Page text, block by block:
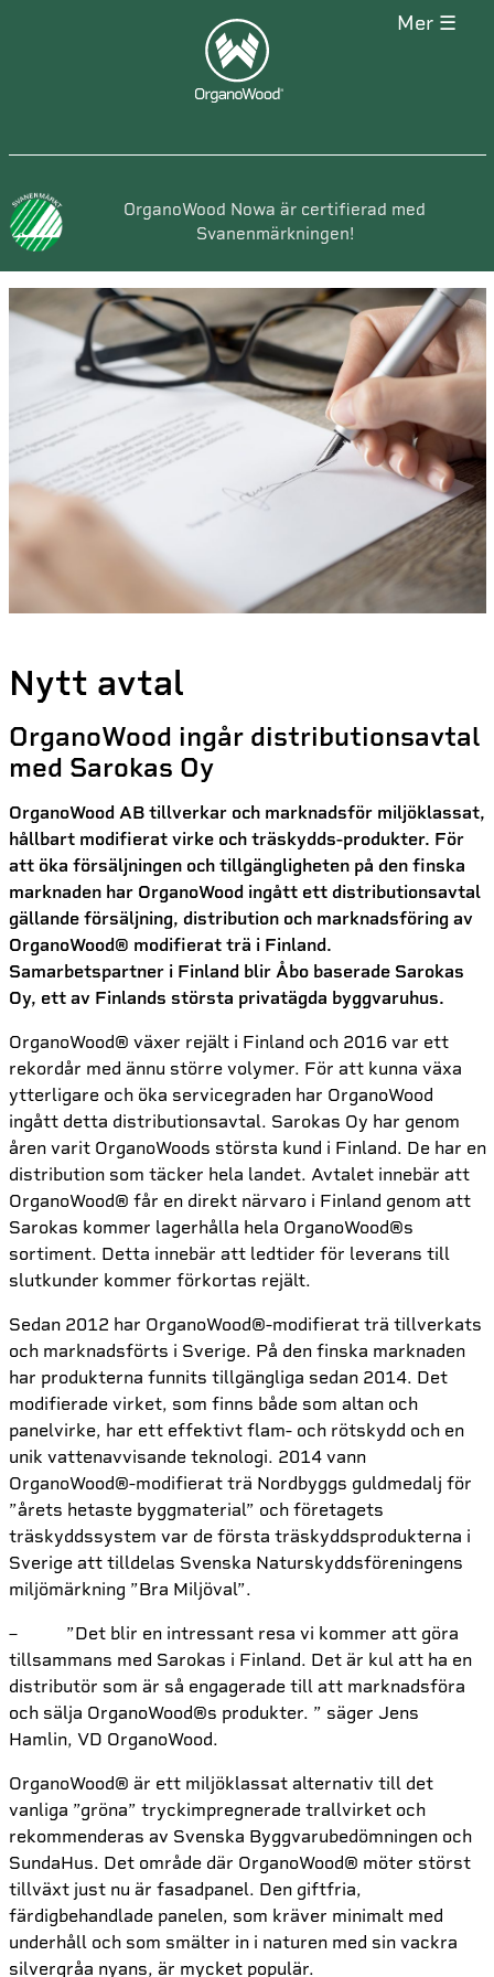
mer ☰
OrganoWood Nowa är certifierad med
Svanenmärkningen!
Nytt avtal
OrganoWood ingår distributionsavtal
med Sarokas Oy
OrganoWood AB tillverkar och marknadsför miljöklassat,
hållbart modifierat virke och träskydds-produkter. För
att öka försäljningen och tillgängligheten på den finska
marknaden har OrganoWood ingått ett distributionsavtal
gällande försäljning, distribution och marknadsföring av
OrganoWood® modifierat trä i Finland.
Samarbetspartner i Finland blir Åbo baserade Sarokas
Oy, ett av Finlands största privatägda byggvaruhus.
OrganoWood® växer rejält i Finland och 2016 var ett
rekordår med ännu större volymer. För att kunna växa
ytterligare och öka servicegraden har OrganoWood
ingått detta distributionsavtal. Sarokas Oy har genom
åren varit OrganoWoods största kund i Finland. De har en
distribution som täcker hela landet. Avtalet innebär att
OrganoWood® får en direkt närvaro i Finland genom att
Sarokas kommer lagerhålla hela OrganoWood®s
sortiment. Detta innebär att ledtider för leverans till
slutkunder kommer förkortas rejält.
​Sedan 2012 har OrganoWood®-modifierat trä tillverkats
och marknadsförts i Sverige. På den finska marknaden
har produkterna funnits tillgängliga sedan 2014. Det
modifierade virket, som finns både som altan och
panelvirke, har ett effektivt flam- och rötskydd och en
unik vattenavvisande teknologi. 2014 vann
OrganoWood®-modifierat trä Nordbyggs guldmedalj för
”årets hetaste byggmaterial” och företagets
träskyddssystem var de första träskyddsprodukterna i
Sverige att tilldelas Svenska Naturskyddsföreningens
miljömärkning ”Bra Miljöval”.
– ”Det blir en intressant resa vi kommer att göra
tillsammans med Sarokas i Finland. Det är kul att ha en
distributör som är så engagerade till att marknadsföra
och sälja OrganoWood®s produkter. ” säger Jens
Hamlin, VD OrganoWood.
OrganoWood® är ett miljöklassat alternativ till det
vanliga ”gröna” tryckimpregnerade trallvirket och
rekommenderas av Svenska Byggvarubedömningen och
SundaHus. Det område där OrganoWood® möter störst
tillväxt just nu är fasadpanel. Den giftfria,
färdigbehandlade panelen, som kräver minimalt med
underhåll och som smälter in i naturen med sin vackra
silvergråa nyans, är mycket populär.